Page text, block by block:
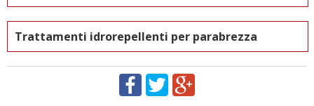
Trattamenti idrorepellenti per parabrezza